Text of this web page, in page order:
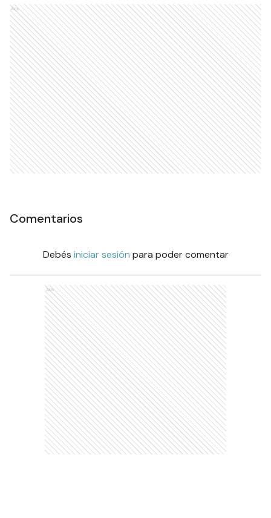
Ads
Comentarios
Debés iniciar sesión para poder comentar
Ads